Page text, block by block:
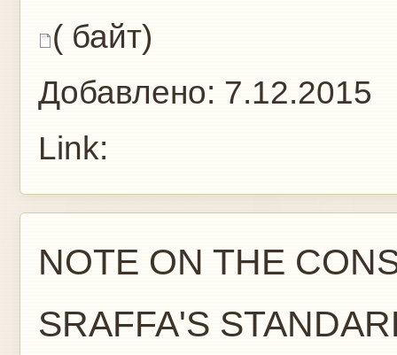
( байт)
Добавлено: 7.12.2015
Link:
NOTE ON THE
SRAFFA'S